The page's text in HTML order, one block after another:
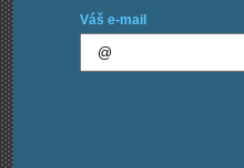
Váš e-mail